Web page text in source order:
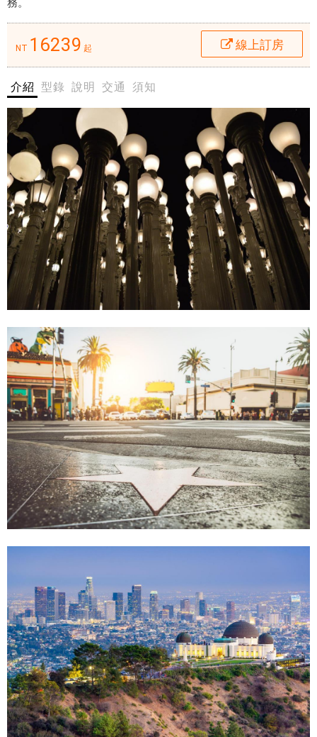
e
宿
訂
房
$
1
6
2
3
9
區
地
位
置
優
越
，
豪
華
中
心
洛
杉
磯
短
途
旅
行
發
點
。
這
家
住
宿
離
NT 16239 起 線上訂房
介紹 型錄 說明 交通 須知